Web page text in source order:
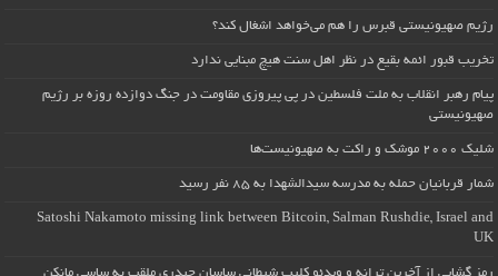
رژیم صهیونیستی قبرس را هم می‌خواهد اشغال کند؟
تخریب قبور ائمه بقیع در نظر اهل سنت هیچ مبنایی ندارد
پیام رهبر انقلاب به ملت فلسطین در پی پیروزی مقاومت در جنگ دوازده روزه بر رژیم
صهیونیستی
شلیک ۲۰۰۰ موشک و راکت به صهیونیست‌ها
شمار قربانیان حمله به مدرسه سیدالشهدا به ۸۵ نفر رسید
Satoshi Nakamoto missing link between Bitcoin, Salman Rushdie, Israel and
UK
رمز گشایی از آخرین ترانه و ویدئو کلیپ شیطانی ساسان حیدری ملقب به ساسی مانکن